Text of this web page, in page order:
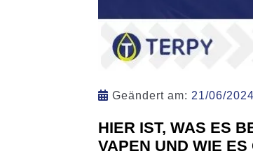
Geändert am: 21/06/2024
HIER IST, WAS ES
VAPEN UND WIE ES